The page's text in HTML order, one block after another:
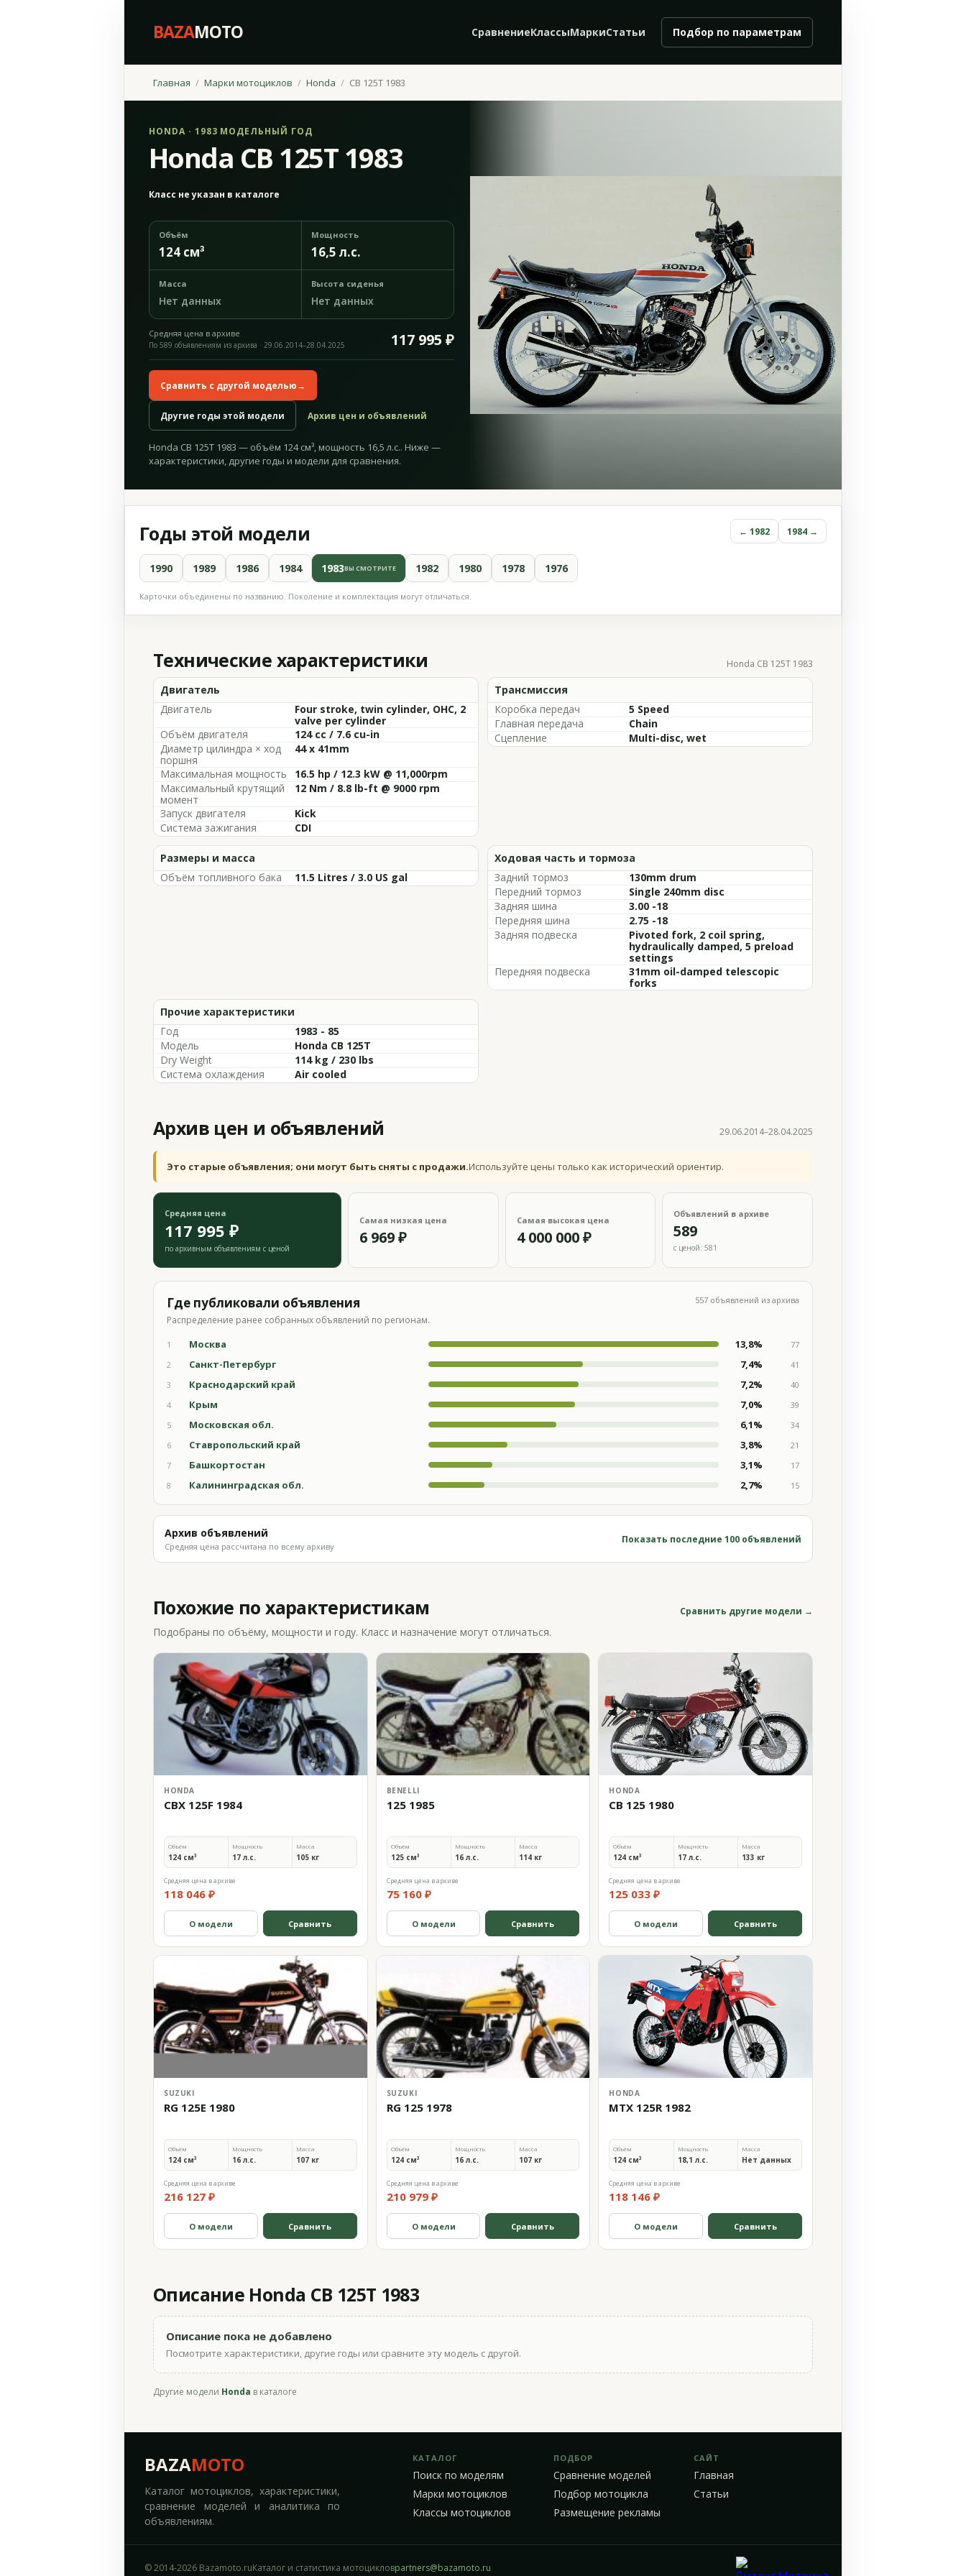
BAZAMOTO СравнениеКлассыМаркиСтатьи Подбор по параметрам
Главная Марки мотоциклов Honda CB 125T 1983
HONDA · 1983 МОДЕЛЬНЫЙ ГОД
Honda CB 125T 1983
Класс не указан в каталоге
Объём
124 см³
Мощность
16,5 л.с.
Масса
Нет данных
Высота сиденья
Нет данных
Средняя цена в архиве 117 995 ₽
По 589 объявлениям из архива · 29.06.2014–28.04.2025
Сравнить с другой моделью→
Другие годы этой модели Архив цен и объявлений
Honda CB 125T 1983 — объём 124 см³, мощность 16,5 л.с.. Ниже —
характеристики, другие годы и модели для сравнения.
Годы этой модели ← 1982 1984 →
1990 1989 1986 1984 1983ВЫ СМОТРИТЕ 1982 1980 1978 1976
Карточки объединены по названию. Поколение и комплектация могут отличаться.
Технические характеристики Honda CB 125T 1983
Двигатель
Двигатель
Four stroke, twin cylinder, OHC, 2
valve per cylinder
Объём двигателя
124 cc / 7.6 cu-in
Диаметр цилиндра × ход
поршня
44 x 41mm
Максимальная мощность
16.5 hp / 12.3 kW @ 11,000rpm
Максимальный крутящий
момент
12 Nm / 8.8 lb-ft @ 9000 rpm
Запуск двигателя
Kick
Система зажигания
CDI
Трансмиссия
Коробка передач
5 Speed
Главная передача
Chain
Сцепление
Multi-disc, wet
Размеры и масса
Объём топливного бака
11.5 Litres / 3.0 US gal
Ходовая часть и тормоза
Задний тормоз
130mm drum
Передний тормоз
Single 240mm disc
Задняя шина
3.00 -18
Передняя шина
2.75 -18
Задняя подвеска
Pivoted fork, 2 coil spring,
hydraulically damped, 5 preload
settings
Передняя подвеска
31mm oil-damped telescopic
forks
Прочие характеристики
Год
1983 - 85
Модель
Honda CB 125T
Dry Weight
114 kg / 230 lbs
Система охлаждения
Air cooled
Архив цен и объявлений 29.06.2014–28.04.2025
Это старые объявления; они могут быть сняты с продажи.Используйте цены только как исторический ориентир.
Средняя цена
117 995 ₽
по архивным объявлениям с ценой
Самая низкая цена
6 969 ₽
Самая высокая цена
4 000 000 ₽
Объявлений в архиве
589
с ценой: 581
Где публиковали объявления
Распределение ранее собранных объявлений по регионам.
557 объявлений из архива
1 Москва 13,8%
77
2
Санкт-Петербург 7,4%
41
3
Краснодарский край 7,2%
40
4
Крым 7,0%
39
5
Московская обл. 6,1%
34
6
Ставропольский край 3,8%
21
7
Башкортостан 3,1%
17
8
Калининградская обл. 2,7% 15
Архив объявлений
Средняя цена рассчитана по всему архиву
Показать последние 100 объявлений
Похожие по характеристикам Сравнить другие модели →
Подобраны по объёму, мощности и году. Класс и назначение могут отличаться.
HONDA
CBX 125F 1984
Объём
124 см³
Мощность
17 л.с.
Масса
105 кг
Средняя цена в архиве
118 046 ₽
О модели Сравнить
BENELLI
125 1985
Объём
125 см³
Мощность
16 л.с.
Масса
114 кг
Средняя цена в архиве
75 160 ₽
О модели Сравнить
HONDA
CB 125 1980
Объём
124 см³
Мощность
17 л.с.
Масса
133 кг
Средняя цена в архиве
125 033 ₽
О модели Сравнить
SUZUKI
RG 125E 1980
Объём
124 см³
Мощность
16 л.с.
Масса
107 кг
Средняя цена в архиве
216 127 ₽
О модели Сравнить
SUZUKI
RG 125 1978
Объём
124 см³
Мощность
16 л.с.
Масса
107 кг
Средняя цена в архиве
210 979 ₽
О модели Сравнить
HONDA
MTX 125R 1982
Объём
124 см³
Мощность
18,1 л.с.
Масса
Нет данных
Средняя цена в архиве
118 146 ₽
О модели Сравнить
Описание Honda CB 125T 1983
Описание пока не добавлено
Посмотрите характеристики, другие годы или сравните эту модель с другой.
Другие модели Honda в каталоге
BAZAMOTO
Каталог мотоциклов, характеристики,
сравнение моделей и аналитика по
объявлениям.
КАТАЛОГ
Поиск по моделям
Марки мотоциклов
Классы мотоциклов
ПОДБОР
Сравнение моделей
Подбор мотоцикла
Размещение рекламы
САЙТ
Главная
Статьи
© 2014-2026 Bazamoto.ruКаталог и статистика мотоцикловpartners@bazamoto.ru